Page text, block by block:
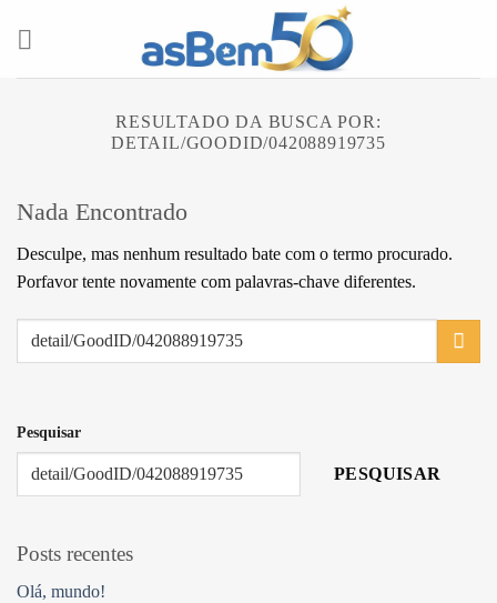
RESULTADO DA BUSCA POR:
DETAIL/GOODID/042088919735
Nada Encontrado
Desculpe, mas nenhum resultado bate com o termo procurado.
Porfavor tente novamente com palavras-chave diferentes.
Pesquisar
PESQUISAR
Posts recentes
Olá, mundo!